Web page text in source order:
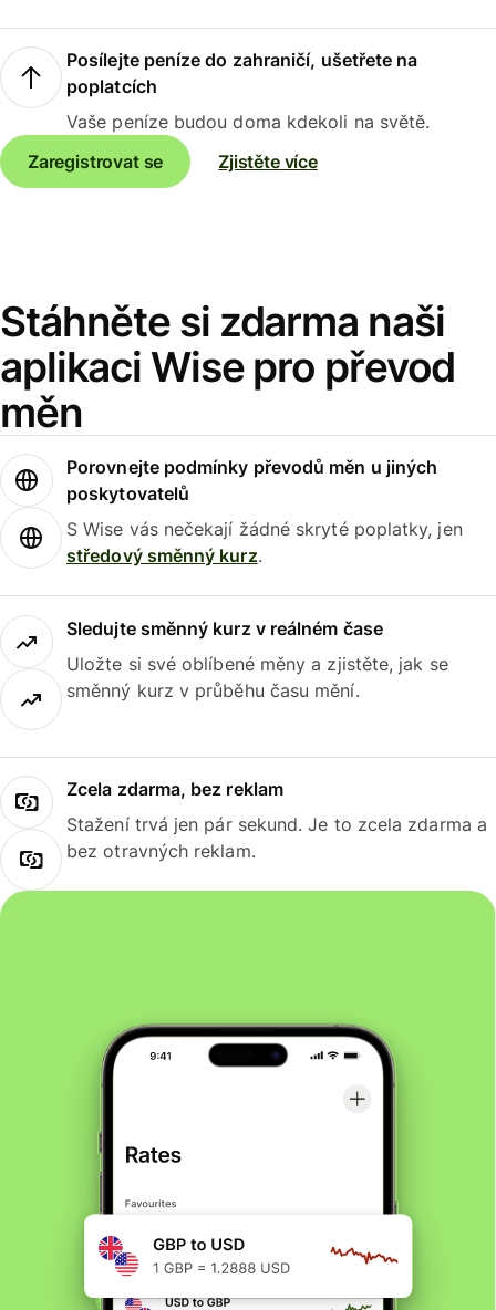
Posílejte peníze do zahraničí, ušetřete na
poplatcích
Vaše peníze budou doma kdekoli na světě.
Zaregistrovat se
Zjistěte více
Stáhněte si zdarma naši
aplikaci Wise pro převod
měn
Porovnejte podmínky převodů měn u jiných
poskytovatelů
S Wise vás nečekají žádné skryté poplatky, jen
středový směnný kurz.
Sledujte směnný kurz v reálném čase
Uložte si své oblíbené měny a zjistěte, jak se
směnný kurz v průběhu času mění.
Zcela zdarma, bez reklam
Stažení trvá jen pár sekund. Je to zcela zdarma a
bez otravných reklam.